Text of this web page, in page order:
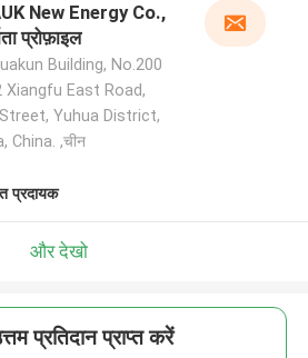
New Energy Co.,
प्रोफ़ाइल
Building, No.200
Xiangfu East Road,
Yuhua District,
China. ,चीन
प्रदायक
और देखो
प्रतिदान प्राप्त करें